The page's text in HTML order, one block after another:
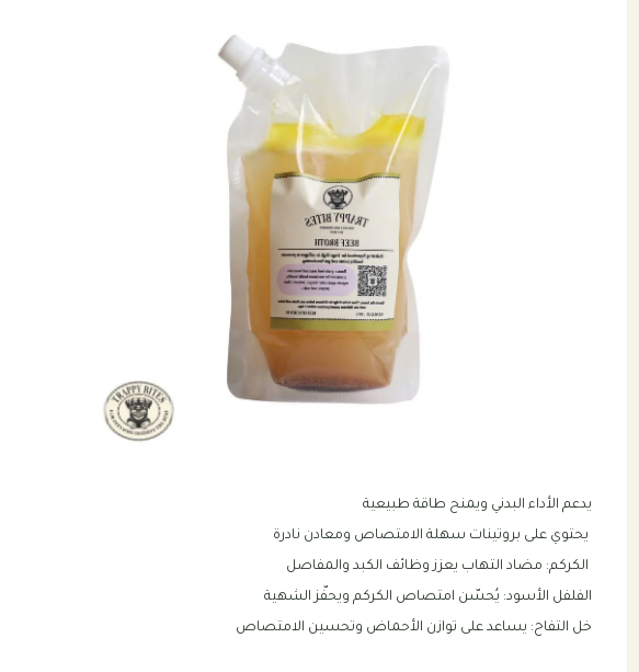
يدعم الأداء البدني ويمنح طاقة طبيعية
يحتوي على بروتينات سهلة الامتصاص ومعادن نادرة
الكركم: مضاد التهاب يعزز وظائف الكبد والمفاصل
الفلفل الأسود: يُحسّن امتصاص الكركم ويحفّز الشهية
خل التفاح: يساعد على توازن الأحماض وتحسين الامتصاص